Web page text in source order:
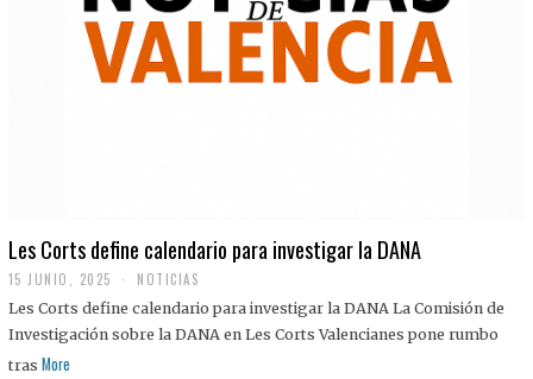
Les Corts define calendario para investigar la DANA
15 JUNIO, 2025 NOTICIAS
Les Corts define calendario para investigar la DANA La Comisión de
Investigación sobre la DANA en Les Corts Valencianes pone rumbo
tras More